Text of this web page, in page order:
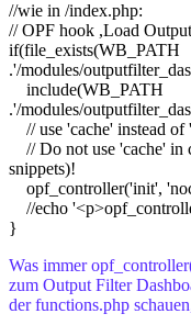
//wie in /index.php:
// OPF hook ,Load
if(file_exists(WB_PATH
.'/modules/
include(WB_PATH
.'/modules/
// use 'cache' instead of
// Do not use 'cache' in
snippets)!
opf_controller('init',
//echo
}
Was immer
zum Output Filter
der functions.php